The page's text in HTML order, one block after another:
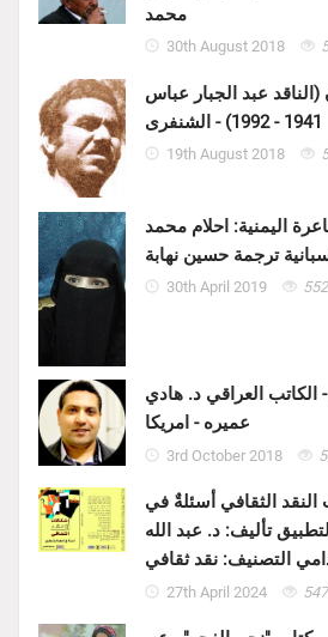
محمد
30th August 2018
(الناقد عبد الجبار عباس
1941 - 1992) - الشنفرى
19th August 2018
اليمنية: احلام محمد
ترجمة حسين نهابة
30th April 2019
الكاتب العراقي د. هادي
عميره - امريكا
3rd October 2018
النقد الثقافي أسئلةٌ في
تأليف: د. عبد الله
التصنيف: نقد ثقافي
27th April 2024